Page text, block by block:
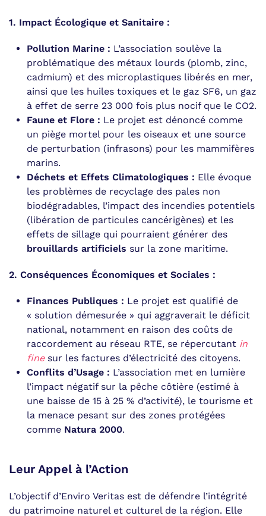
1. Impact Écologique et Sanitaire :
Pollution Marine : L’association soulève la
problématique des métaux lourds (plomb, zinc,
cadmium) et des microplastiques libérés en mer,
ainsi que les huiles toxiques et le gaz SF6, un gaz
à effet de serre 23 000 fois plus nocif que le CO2.
Faune et Flore : Le projet est dénoncé comme
un piège mortel pour les oiseaux et une source
de perturbation (infrasons) pour les mammifères
marins.
Déchets et Effets Climatologiques : Elle évoque
les problèmes de recyclage des pales non
biodégradables, l’impact des incendies potentiels
(libération de particules cancérigènes) et les
effets de sillage qui pourraient générer des
brouillards artificiels sur la zone maritime.
2. Conséquences Économiques et Sociales :
Finances Publiques : Le projet est qualifié de
« solution démesurée » qui aggraverait le déficit
national, notamment en raison des coûts de
raccordement au réseau RTE, se répercutant in
finesur les factures d’électricité des citoyens.
Conflits d’Usage : L’association met en lumière
l’impact négatif sur la pêche côtière (estimé à
une baisse de 15 à 25 % d’activité), le tourisme et
la menace pesant sur des zones protégées
comme Natura 2000.
Leur Appel à l’Action
L’objectif d’Enviro Veritas est de défendre l’intégrité
du patrimoine naturel et culturel de la région. Elle